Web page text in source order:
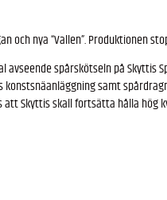
nya “Vallen”. Produktionen
spårskötseln på Skyttis
samt
Skyttis skall fortsätta hålla hög